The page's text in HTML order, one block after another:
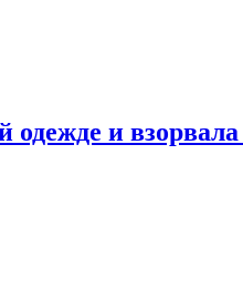
и взорвала